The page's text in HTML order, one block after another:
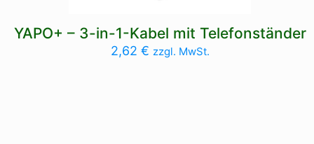
YAPO+ – 3-in-1-Kabel mit Telefonständer
2,62 € zzgl. MwSt.